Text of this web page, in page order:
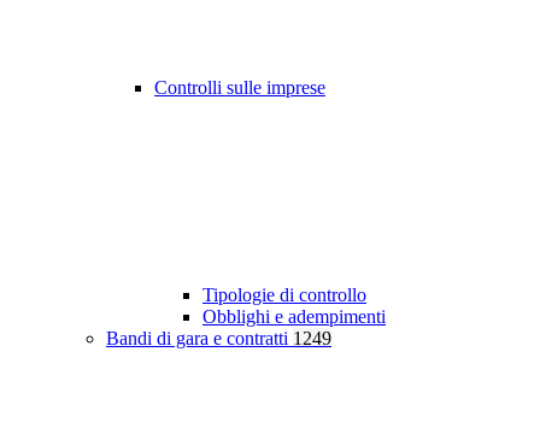
Controlli sulle imprese
Tipologie di controllo
Obblighi e adempimenti
Bandi di gara e contratti 1249